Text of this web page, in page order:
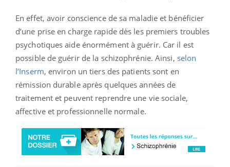
En effet, avoir conscience de sa maladie et bénéficier
d’une prise en charge rapide dès les premiers troubles
psychotiques aide énormément à guérir. Car il est
possible de guérir de la schizophrénie. Ainsi, selon
l’Inserm, environ un tiers des patients sont en
rémission durable après quelques années de
traitement et peuvent reprendre une vie sociale,
affective et professionnelle normale.